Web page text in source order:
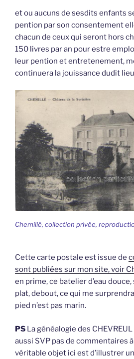
et ou aucuns de sesdits enfants
pention par son consentement
chacun de ceux qui seront hors
150 livres par an pour estre
leur pention et entretenement,
continuera la jouissance dudit
Chemillé, collection privée,
Cette carte postale est issue de
sont publiées sur mon site, voir
en prime, ce batelier d’eau
plat, debout, ce qui me
pied n’est pas marin.
PS La généalogie des
aussi SVP pas de commentaires
véritable objet ici est d’illustrer